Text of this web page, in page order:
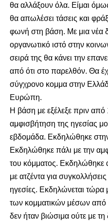
θα αλλάξουν όλα. Είμαι
θα απωλέσει τάσεις και
φωνή στη βάση. Με μια νέα
οργανωτικό ιστό στην
σειρά της θα κάνει την
από ότι στο παρελθόν. Θα
σύγχρονο κομμα στην
Ευρώπη.
Η βάση με εξέλεξε πριν από
αμφισβήτηση της ηγεσίας
εβδομάδα. Εκδηλώθηκε
Εκδηλώθηκε πάλι με την
του κόμματος. Εκδηλώθηκε
με ατζέντα για
ηγεσίες. Εκδηλώνεται
των κομματικών μέσων από
δεν ήταν βιώσιμα ούτε με